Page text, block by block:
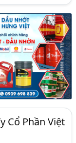
Cổ Phần Việt